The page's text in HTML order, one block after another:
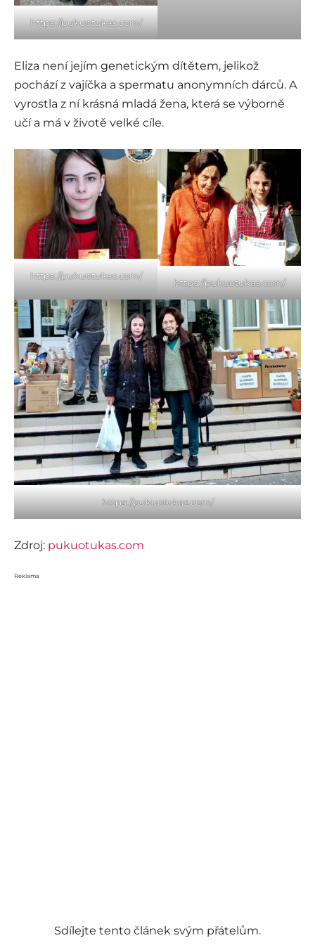
https://pukuotukas.com/
Eliza není jejím genetickým dítětem, jelikož
pochází z vajíčka a spermatu anonymních dárců. A
vyrostla z ní krásná mladá žena, která se výborně
učí a má v životě velké cíle.
https://pukuotukas.com/
https://pukuotukas.com/
https://pukuotukas.com/
Zdroj: pukuotukas.com
Reklama
Sdílejte tento článek svým přátelům.